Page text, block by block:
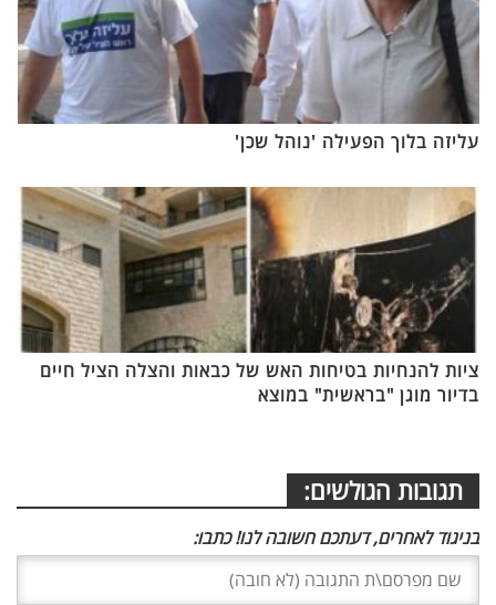
עליזה בלוך הפעילה 'נוהל שכן'
ציות להנחיות בטיחות האש של כבאות והצלה הציל חיים
בדיור מוגן "בראשית" במוצא
תגובות הגולשים:
בניגוד לאחרים, דעתכם חשובה לנו! כתבו: